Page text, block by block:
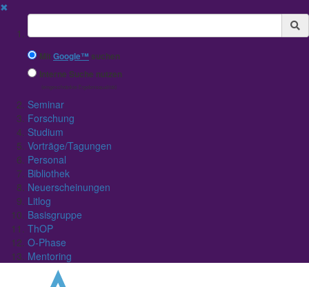
✖
Suchbegriff
MitGoogle™ suchen
Interne Suche nutzen
(eingeschränkte Ergebnisqualität)
Seminar
Forschung
Studium
Vorträge/Tagungen
Personal
Bibliothek
Neuerscheinungen
Litlog
Basisgruppe
ThOP
O-Phase
Mentoring